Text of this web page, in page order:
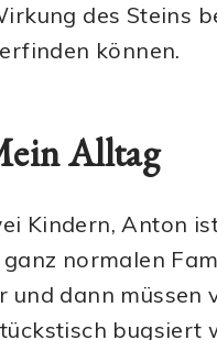
des Steins
können.
Alltag
Kindern, Anton
normalen
und dann müssen
bugsiert